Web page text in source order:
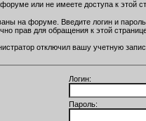
или не имеете доступа к этой
на форуме. Введите логин и
прав для обращения к этой
отключил вашу учетную
Логин:
Пароль: